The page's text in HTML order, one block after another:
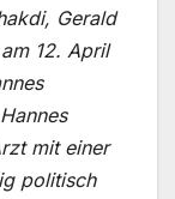
Gerald
12. April
mit einer
politisch